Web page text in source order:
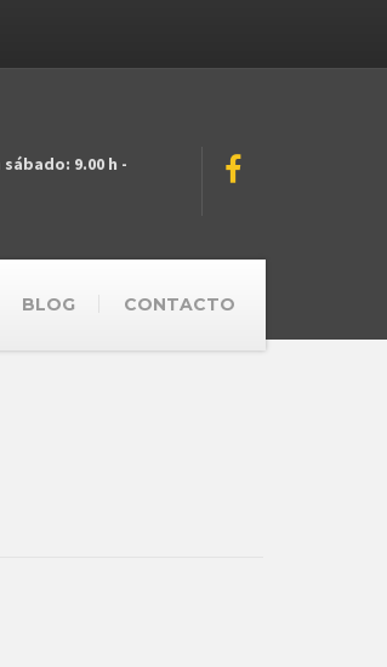
sábado: 9.00 h -
BLOG CONTACTO